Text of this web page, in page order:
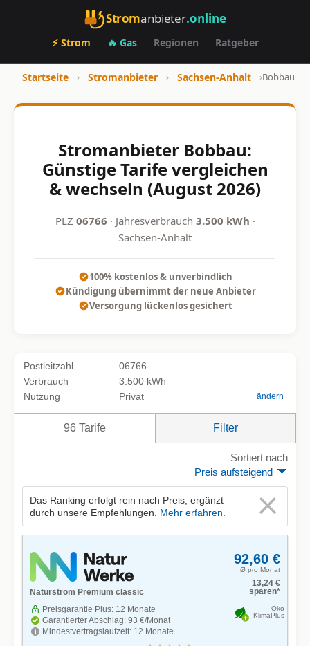
Stromanbieter.online
⚡ Strom 🔥 Gas Regionen Ratgeber
Startseite › Stromanbieter › Sachsen-Anhalt ›Bobbau
Stromanbieter Bobbau:
Günstige Tarife vergleichen
& wechseln (August 2026)
PLZ 06766 · Jahresverbrauch 3.500 kWh ·
Sachsen-Anhalt
100% kostenlos & unverbindlich
Kündigung übernimmt der neue Anbieter
Versorgung lückenlos gesichert